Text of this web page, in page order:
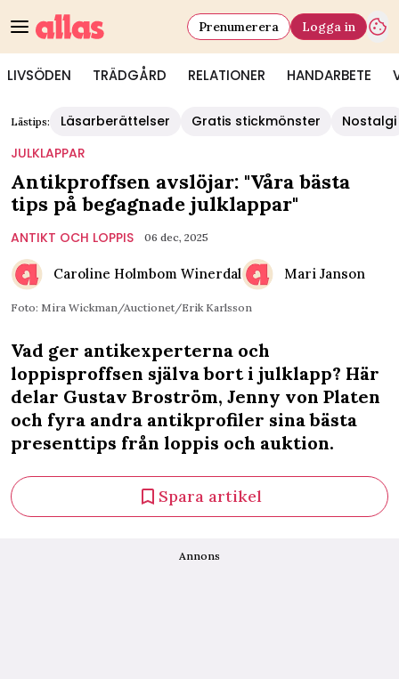
LIVSÖDEN TRÄDGÅRD RELATIONER HANDARBETE
Prenumerera Logga in
Lästips: Läsarberättelser Gratis stickmönster
Nostalgi
JULKLAPPAR
Antikproffsen avslöjar: "Våra bästa
tips på begagnade julklappar"
ANTIKT OCH LOPPIS 06 dec, 2025
Caroline Holmbom Winerdal Mari Janson
Foto: Mira Wickman/Auctionet/Erik Karlsson
Vad ger antikexperterna och
loppisproffsen själva bort i julklapp? Här
delar Gustav Broström, Jenny von Platen
och fyra andra antikprofiler sina bästa
presenttips från loppis och auktion.
Spara artikel
Annons